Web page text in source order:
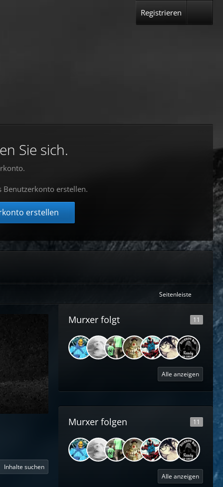
Sie sich.
Benutzerkonto erstellen.
erstellen
Registrieren
Seitenleiste
Inhalte suchen
Murxer folgt 11
Alle anzeigen
Murxer folgen 11
Alle anzeigen